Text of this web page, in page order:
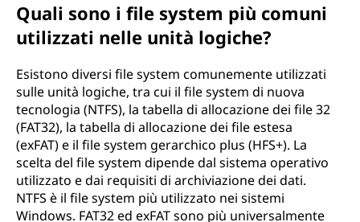
Quali sono i file system più comuni
utilizzati nelle unità logiche?
Esistono diversi file system comunemente utilizzati
sulle unità logiche, tra cui il file system di nuova
tecnologia (NTFS), la tabella di allocazione dei file 32
(FAT32), la tabella di allocazione dei file estesa
(exFAT) e il file system gerarchico plus (HFS+). La
scelta del file system dipende dal sistema operativo
utilizzato e dai requisiti di archiviazione dei dati.
NTFS è il file system più utilizzato nei sistemi
Windows. FAT32 ed exFAT sono più universalmente